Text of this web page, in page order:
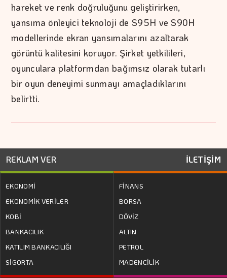
hareket ve renk doğruluğunu geliştirirken,
yansıma önleyici teknoloji de S95H ve S90H
modellerinde ekran yansımalarını azaltarak
görüntü kalitesini koruyor. Şirket yetkilileri,
oyunculara platformdan bağımsız olarak tutarlı
bir oyun deneyimi sunmayı amaçladıklarını
belirtti.
REKLAM VER İLETİŞİM
EKONOMİ
EKONOMİK VERİLER
KOBİ
BANKACILIK
KATILIM BANKACILIĞI
SİGORTA
FİNANS
BORSA
DÖVİZ
ALTIN
PETROL
MADENCİLİK